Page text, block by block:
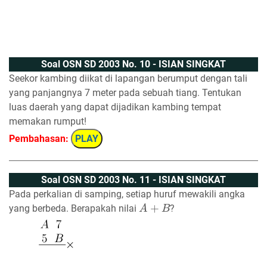
Soal OSN SD 2003 No. 10 - ISIAN SINGKAT
Seekor kambing diikat di lapangan berumput dengan tali
yang panjangnya 7 meter pada sebuah tiang. Tentukan
luas daerah yang dapat dijadikan kambing tempat
memakan rumput!
Pembahasan:
PLAY
Soal OSN SD 2003 No. 11 - ISIAN SINGKAT
Pada perkalian di samping, setiap huruf mewakili angka
yang berbeda. Berapakah nilai
A+ B
?